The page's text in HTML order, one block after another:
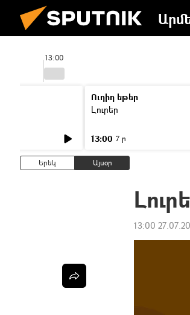
13:00
Ուղիղ եթեր
Լուրեր
13:00 7 ր
Երեկ Այսօր
13:00